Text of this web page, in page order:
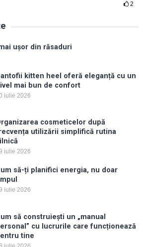
2
ușor din răsaduri
kitten heel oferă eleganță cu un
mai bun de confort
iulie 2026
cosmeticelor după
utilizării simplifică rutina
iulie 2026
să-ți planifici energia, nu doar
iulie 2026
să construiești un „manual
cu lucrurile care funcționează
tine